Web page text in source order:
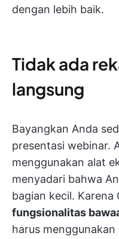
dengan lebih baik.
Tidak ada
langsung
Bayangkan Anda
presentasi webinar.
menggunakan alat
menyadari bahwa
bagian kecil. Karena
fungsionalitas
harus